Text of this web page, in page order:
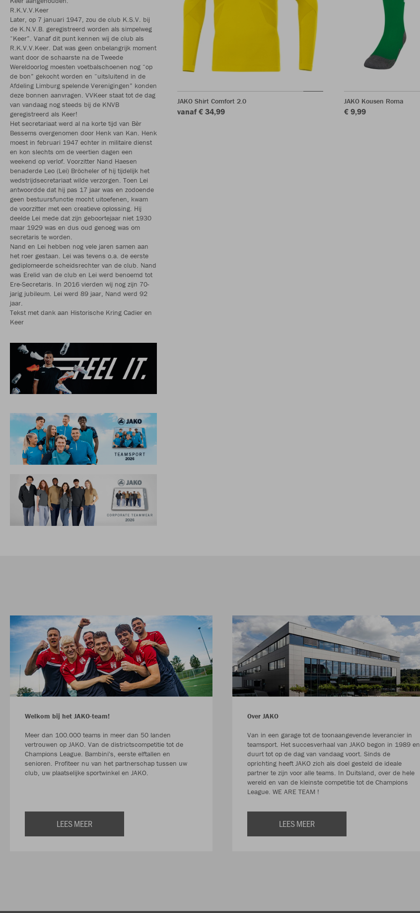
R.K.V.V.Keer
Later, op 7 januari 1947, zou de club K.S.V. bij
de K.N.V.B. geregistreerd worden als simpelweg
“Keer”. Vanaf dit punt kennen wij de club als
R.K.V.V.Keer. Dat was geen onbelangrijk moment
want door de schaarste na de Tweede
Wereldoorlog moesten voetbalschoenen nog “op
de bon” gekocht worden en “uitsluitend in de
Afdeling Limburg spelende Verenigingen” konden
deze bonnen aanvragen. VVKeer staat tot de dag
van vandaag nog steeds bij de KNVB
geregistreerd als Keer!
Het secretariaat werd al na korte tijd van Bèr
Bessems overgenomen door Henk van Kan. Henk
moest in februari 1947 echter in militaire dienst
en kon slechts om de veertien dagen een
weekend op verlof. Voorzitter Nand Haesen
benaderde Leo (Lei) Bröcheler of hij tijdelijk het
wedstrijdsecretariaat wilde verzorgen. Toen Lei
antwoordde dat hij pas 17 jaar was en zodoende
geen bestuursfunctie mocht uitoefenen, kwam
de voorzitter met een creatieve oplossing. Hij
deelde Lei mede dat zijn geboortejaar niet 1930
maar 1929 was en dus oud genoeg was om
secretaris te worden.
Nand en Lei hebben nog vele jaren samen aan
het roer gestaan. Lei was tevens o.a. de eerste
gediplomeerde scheidsrechter van de club. Nand
was Erelid van de club en Lei werd benoemd tot
Ere-Secretaris. In 2016 vierden wij nog zijn 70-
jarig jubileum. Lei werd 89 jaar, Nand werd 92
jaar.
Tekst met dank aan Historische Kring Cadier en
Keer
JAKO Shirt Comfort 2.0
vanaf € 34,99
JAKO Kousen Roma
€ 9,99
Welkom bij het JAKO-team!
Meer dan 100.000 teams in meer dan 50 landen
vertrouwen op JAKO. Van de districtscompetitie tot de
Champions League. Bambini's, eerste elftallen en
senioren. Profiteer nu van het partnerschap tussen uw
club, uw plaatselijke sportwinkel en JAKO.
LEES MEER
Over JAKO
Van in een garage tot de toonaangevende leverancier in
teamsport. Het succesverhaal van JAKO begon in 1989 en
duurt tot op de dag van vandaag voort. Sinds de
oprichting heeft JAKO zich als doel gesteld de ideale
partner te zijn voor alle teams. In Duitsland, over de hele
wereld en van de kleinste competitie tot de Champions
League. WE ARE TEAM !
LEES MEER